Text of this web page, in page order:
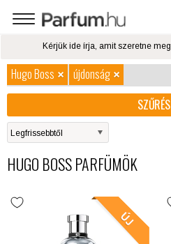
Hugo Boss
újdonság
SZŰRÉS
HUGO BOSS PARFÜMÖK